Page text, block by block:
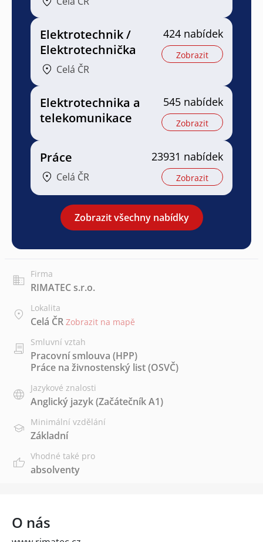
Elektrotechnik /
Elektrotechnička
Celá ČR
424 nabídek
Zobrazit
Elektrotechnika a
telekomunikace
545 nabídek
Zobrazit
Práce
Celá ČR
23931 nabídek
Zobrazit
Zobrazit všechny nabídky
Firma
RIMATEC s.r.o.
Lokalita
Celá ČR Zobrazit na mapě
Smluvní vztah
Pracovní smlouva (HPP)
Práce na živnostenský list (OSVČ)
Jazykové znalosti
Anglický jazyk(Začátečník A1)
Minimální vzdělání
Základní
Vhodné také pro
absolventy
O nás